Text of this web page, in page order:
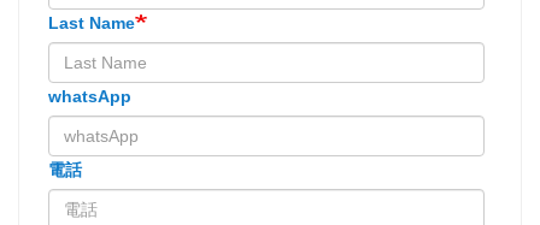
Last Name
whatsApp
電話